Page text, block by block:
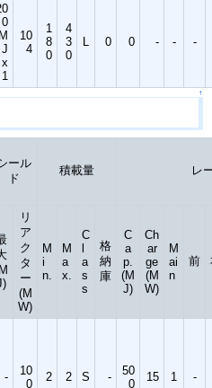
0
M
J
x
1
10
4
1
8
0
4
3
0
L 0 0 - - -
↑
ール
ド
積載量 レ
リ
ア
ク
タ
ー
(M
W)
M
i
n.
M
a
x.
C
a
s
s
格
納
庫
C
a
p.
(M
J)
Ch
ar
ge
(M
W)
M
ai
n
前
-
10
0
2 2 S -
50
0
15 1 -